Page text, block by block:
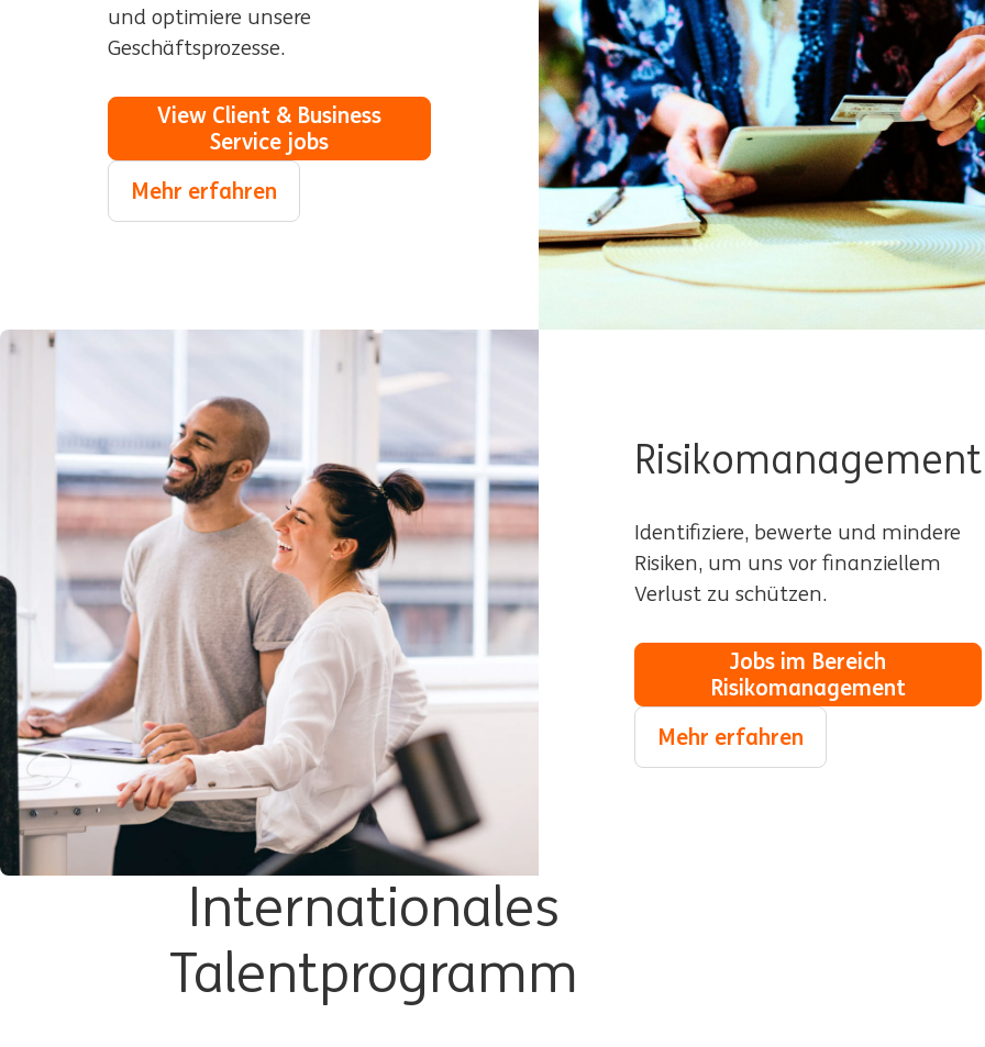
und optimiere unsere
Geschäftsprozesse.
View Client & Business
Service jobs
Mehr erfahren
Risikomanagement
Identifiziere, bewerte und mindere
Risiken, um uns vor finanziellem
Verlust zu schützen.
Jobs im Bereich
Risikomanagement
Mehr erfahren
Internationales
Talentprogramm